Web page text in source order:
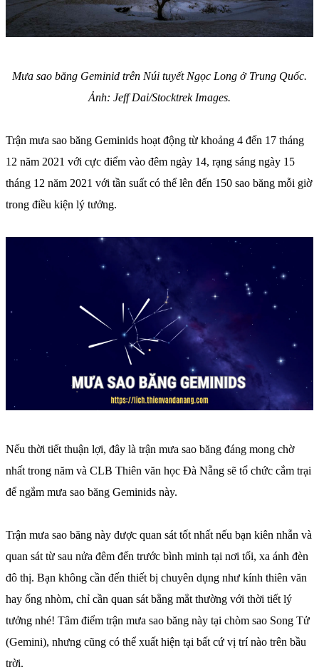
Mưa sao băng Geminid trên Núi tuyết Ngọc Long ở Trung Quốc.
Ảnh: Jeff Dai/Stocktrek Images.
Trận mưa sao băng Geminids hoạt động từ khoảng 4 đến 17 tháng
12 năm 2021 với cực điểm vào đêm ngày 14, rạng sáng ngày 15
tháng 12 năm 2021 với tần suất có thể lên đến 150 sao băng mỗi giờ
trong điều kiện lý tưởng.
Nếu thời tiết thuận lợi, đây là trận mưa sao băng đáng mong chờ
nhất trong năm và CLB Thiên văn học Đà Nẵng sẽ tổ chức cắm trại
để ngắm mưa sao băng Geminids này.
Trận mưa sao băng này được quan sát tốt nhất nếu bạn kiên nhẫn và
quan sát từ sau nửa đêm đến trước bình minh tại nơi tối, xa ánh đèn
đô thị. Bạn không cần đến thiết bị chuyên dụng như kính thiên văn
hay ống nhòm, chỉ cần quan sát bằng mắt thường với thời tiết lý
tưởng nhé! Tâm điểm trận mưa sao băng này tại chòm sao Song Tử
(Gemini), nhưng cũng có thể xuất hiện tại bất cứ vị trí nào trên bầu
trời.